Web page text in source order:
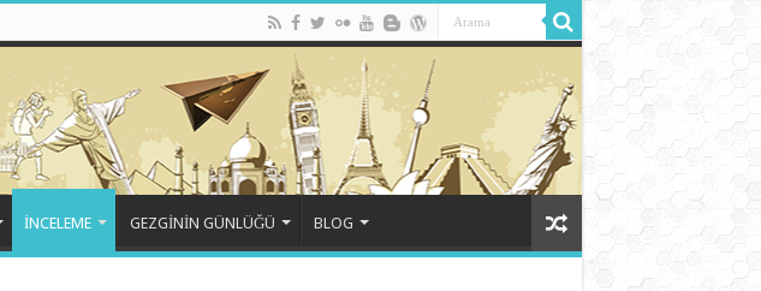
İNCELEME GEZGİNİN GÜNLÜĞÜ BLOG